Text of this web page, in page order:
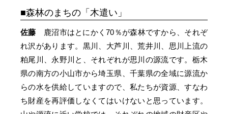
森林のまちの「木遣い」
佐藤 鹿沼市はとにかく70％が森林ですから、それぞ
れ沢があります。黒川、大芦川、荒井川、思川上流の
粕尾川、永野川と、それぞれが思川の源流です。栃木
県の南方の小山市から埼玉県、千葉県の全域に源流か
らの水を供給していますので、私たちが資源、すなわ
ち財産を再評価しなくてはいけないと思っています。